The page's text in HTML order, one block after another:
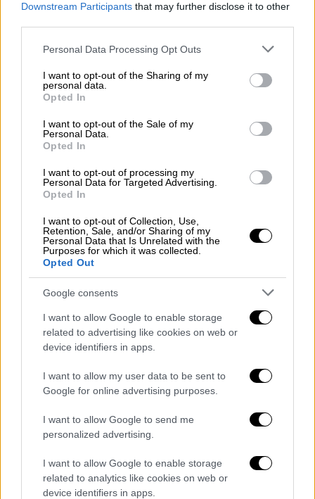
Downstream Participants that may further disclose it to other
Please note that this website/app uses one or more Google
not limited to your visit or usage behaviour. You may click to
grant or deny consent to Google and its third-party tags to
use your data for below specified purposes in below Google
consent section.
Personal Data Processing Opt Outs
I want to opt-out of the Sharing of my
personal data.
Opted In
I want to opt-out of the Sale of my
Personal Data.
Opted In
I want to opt-out of processing my
Personal Data for Targeted Advertising.
Opted In
I want to opt-out of Collection, Use,
Retention, Sale, and/or Sharing of my
Personal Data that Is Unrelated with the
Purposes for which it was collected.
Opted Out
Google consents
I want to allow Google to enable storage
related to advertising like cookies on web or
device identifiers in apps.
I want to allow my user data to be sent to
Google for online advertising purposes.
I want to allow Google to send me
personalized advertising.
I want to allow Google to enable storage
related to analytics like cookies on web or
device identifiers in apps.
ΔΙΑΒΑΣΤΕ ΕΠΙΣΗΣ
Ελλάδα|01.09.2025 07:43
Γαύδου από σκάφος της Frontex
Έντονη κίνηση υπάρχει στον
δύο ρεύματα. Αυξημένη κίνηση παρατηρείται
στη λεωφόρο Κηφισίας στο ρεύμα της
καθόδου προς το κέντρο της Αθήνας.
Ομοίως και στη λεωφόρο Μεσογείων.
Κίνηση παρατηρείται επίσης στους δρόμους
γύρω από το λιμάνι του Πειραιά καθώς και
στη λεωφόρο Αθηνών στην έξοδο προς
Τέλος, με χαμηλές ταχύτητες κινούνται οι
οδηγοί στη λεωφόρο του Καρέα.
Καθυστερήσεις στην Αττική Οδό
Αναφορικά με τηνΑττική οδό,
υπάρχουν
καθυστερήσεις στο ρεύμα προς Αεροδρόμιο
5΄-10΄από Μεταμόρφωση έως Κηφισίας.
Καθυστερήσεις 5΄-10΄στην έξοδο για Λαμία
στο ρεύμα προς Ελευσίνα.